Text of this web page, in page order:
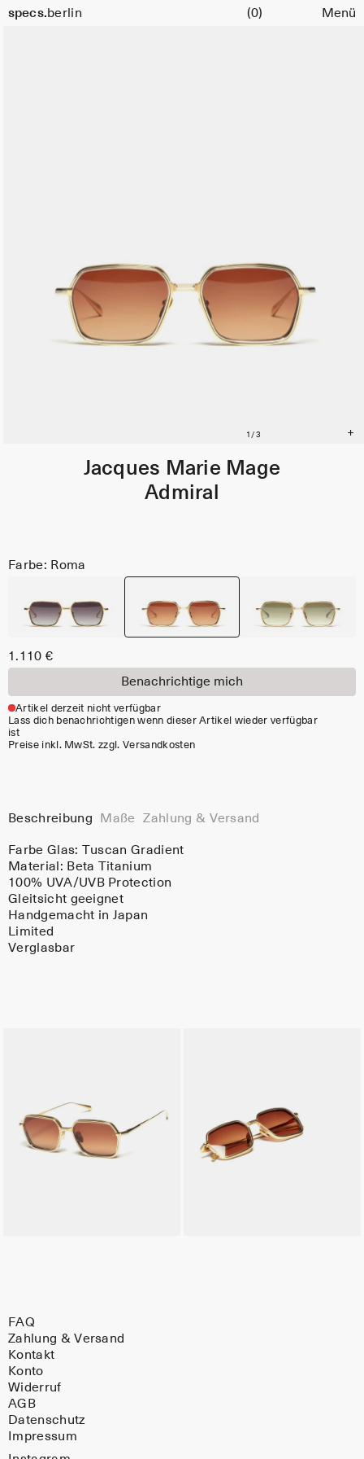
specs.berlin
Warenkorb (0) Menü
Jacques Marie Mage
Admiral
Farbe: Roma
1.110 €
Benachrichtige mich
Artikel derzeit nicht verfügbar
Lass dich benachrichtigen wenn dieser Artikel wieder verfügbar
ist
Preise inkl. MwSt. zzgl. Versandkosten
Beschreibung Maße Zahlung & Versand
Farbe Glas: Tuscan Gradient
Material: Beta Titanium
100% UVA/UVB Protection
Gleitsicht geeignet
Handgemacht in Japan
Limited
Verglasbar
FAQ
Zahlung & Versand
Kontakt
Konto
Widerruf
AGB
Datenschutz
Impressum